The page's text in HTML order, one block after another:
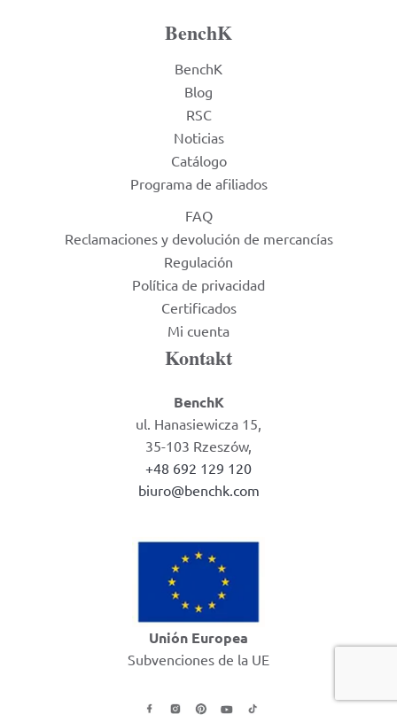
BenchK
BenchK
Blog
RSC
Noticias
Catálogo
Programa de afiliados
FAQ
Reclamaciones y devolución de mercancías
Regulación
Política de privacidad
Certificados
Mi cuenta
Kontakt
BenchK
ul. Hanasiewicza 15,
35-103 Rzeszów,
+48 692 129 120
biuro@benchk.com
Unión Europea
Subvenciones de la UE